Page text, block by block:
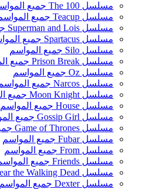
مسلسل The 100 جميع المواسم
مسلسل Teacup جميع المواسم
مسلسل Superman and Lois جميع المواسم
مسلسل Spartacus جميع المواسم
مسلسل Silo جميع المواسم
مسلسل Prison Break جميع المواسم
مسلسل Oz جميع المواسم
مسلسل Narcos جميع المواسم
مسلسل Moon Knight جميع المواسم
مسلسل House جميع المواسم
مسلسل Gossip Girl جميع المواسم
مسلسل Game of Thrones جميع المواسم
مسلسل Fubar جميع المواسم
مسلسل From جميع المواسم
مسلسل Friends جميع المواسم
مسلسل Fear the Walking Dead جميع المواسم
مسلسل Dexter جميع المواسم